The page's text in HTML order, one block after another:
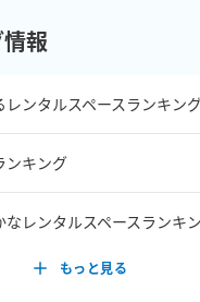
報
ンタルスペースランキン
ンキング
レンタルスペースランキ
もっと見る